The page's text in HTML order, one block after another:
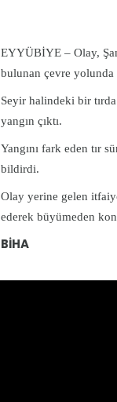
EYYÜBİYE – Olay,
bulunan çevre yolunda
Seyir halindeki bir
yangın çıktı.
Yangını fark eden tır
bildirdi.
Olay yerine gelen
ederek büyümeden
BİHA